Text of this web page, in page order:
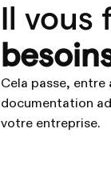
Il vous
Cela passe,
documentation
votre entreprise.